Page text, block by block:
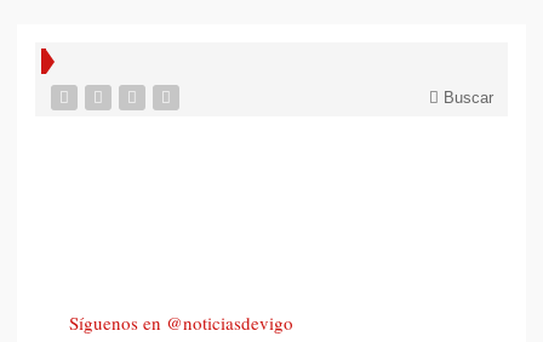
Buscar
Síguenos en @noticiasdevigo